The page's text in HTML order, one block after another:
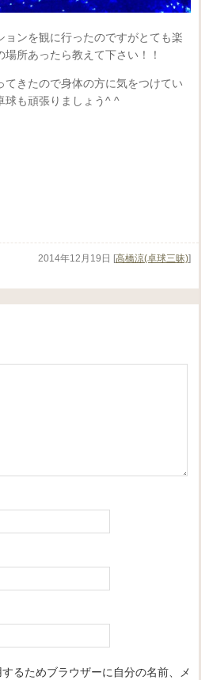
ョンを観に行ったのですがとても楽
所あったら教えて下さい！！
てきたので身体の方に気をつけてい
球も頑張りましょう^ ^
2014年12月19日 [高橋涼(卓球三昧)]
るためブラウザーに自分の名前、メ